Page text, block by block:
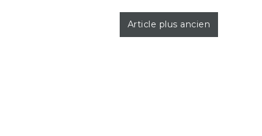
Article plus ancien